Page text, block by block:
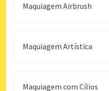
Maquiagem Airbrush
Maquiagem Artística
Maquiagem com Cílios